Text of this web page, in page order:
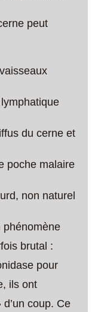
peut
du cerne et
poche malaire
non naturel
phénomène
brutal :
pour
ils ont
d’un coup. Ce